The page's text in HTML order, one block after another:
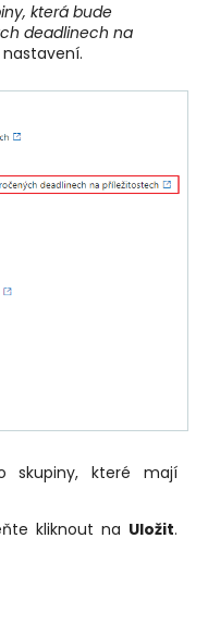
která bude
deadlinech na
skupiny, které mají
kliknout na Uložit.